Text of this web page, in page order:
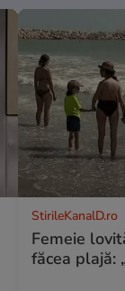
StirileKanalD.ro
Femeie
făcea plajă: